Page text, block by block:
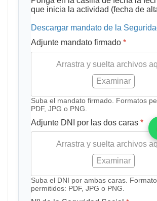
que inicia la actividad (fecha de
Descargar mandato de la
Adjunte mandato firmado *
Arrastra y suelta archivos
Examinar
Suba el mandato firmado. Formatos
PDF, JPG o PNG.
Adjunte DNI por las dos caras *
Arrastra y suelta archivos
Examinar
Suba el DNI por ambas caras.
permitidos: PDF, JPG o PNG.